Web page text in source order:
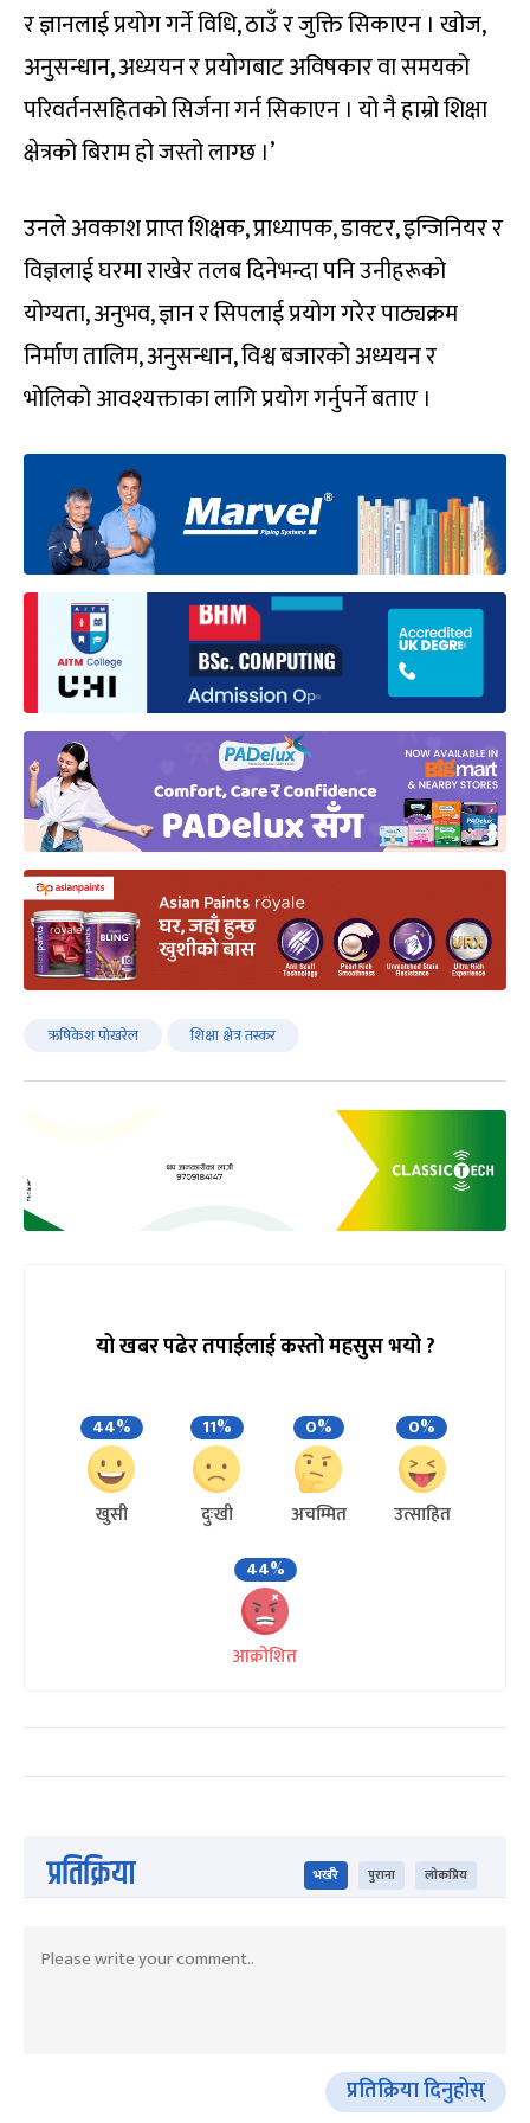
र ज्ञानलाई प्रयोग गर्ने विधि, ठाउँ र जुक्ति सिकाएन । खोज,
अनुसन्धान, अध्ययन र प्रयोगबाट अविषकार वा समयको
परिवर्तनसहितको सिर्जना गर्न सिकाएन । यो नै हाम्रो शिक्षा
क्षेत्रको बिराम हो जस्तो लाग्छ ।’
उनले अवकाश प्राप्त शिक्षक, प्राध्यापक, डाक्टर, इन्जिनियर र
विज्ञलाई घरमा राखेर तलब दिनेभन्दा पनि उनीहरूको
योग्यता, अनुभव, ज्ञान र सिपलाई प्रयोग गरेर पाठ्यक्रम
निर्माण तालिम, अनुसन्धान, विश्व बजारको अध्ययन र
भोलिको आवश्यक्ताका लागि प्रयोग गर्नुपर्ने बताए ।
ऋषिकेश पोखरेल शिक्षा क्षेत्र तस्कर
यो खबर पढेर तपाईलाई कस्तो महसुस भयो ?
44%
खुसी
11%
दुःखी
0%
अचम्मित
0%
उत्साहित
44%
आक्रोशित
प्रतिक्रिया भर्खरै पुराना लोकप्रिय
प्रतिक्रिया दिनुहोस्